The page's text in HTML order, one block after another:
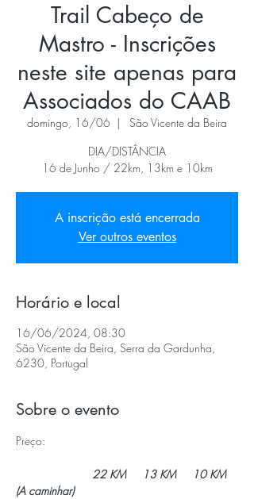
Trail Cabeço de
Mastro - Inscrições
neste site apenas para
Associados do CAAB
domingo, 16/06
  |
São Vicente da Beira
DIA/DISTÂNCIA
16 de Junho / 22km, 13km e 10km
A inscrição está encerrada
Ver outros eventos
Horário e local
16/06/2024, 08:30
São Vicente da Beira, Serra da Gardunha,
6230, Portugal
Sobre o evento
Preço:
22 KM     13 KM     10 KM
(A caminhar)